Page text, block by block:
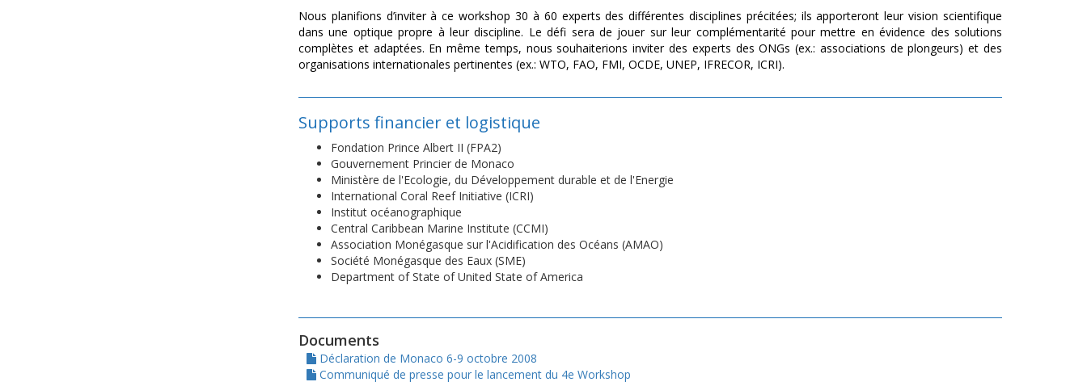
Nous planifions d’inviter à ce workshop 30 à 60 experts des différentes disciplines précitées; ils apporteront leur vision scientifique
dans une optique propre à leur discipline. Le défi sera de jouer sur leur complémentarité pour mettre en évidence des solutions
complètes et adaptées. En même temps, nous souhaiterions inviter des experts des ONGs (ex.: associations de plongeurs) et des
organisations internationales pertinentes (ex.: WTO, FAO, FMI, OCDE, UNEP, IFRECOR, ICRI).
Supports financier et logistique
Fondation Prince Albert II (FPA2)
Gouvernement Princier de Monaco
Ministère de l'Ecologie, du Développement durable et de l'Energie
International Coral Reef Initiative (ICRI)
Institut océanographique
Central Caribbean Marine Institute (CCMI)
Association Monégasque sur l'Acidification des Océans (AMAO)
Société Monégasque des Eaux (SME)
Department of State of United State of America
Documents
Déclaration de Monaco 6-9 octobre 2008
Communiqué de presse pour le lancement du 4e Workshop